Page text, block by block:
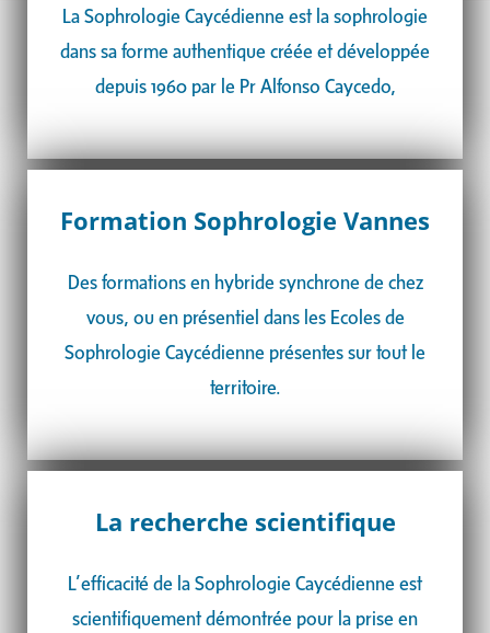
La Sophrologie Caycédienne est la sophrologie
dans sa forme authentique créée et développée
depuis 1960 par le Pr Alfonso Caycedo,
Formation Sophrologie Vannes
Des formations en hybride synchrone de chez
vous, ou en présentiel dans les Ecoles de
Sophrologie Caycédienne présentes sur tout le
territoire.
La recherche scientifique
L’efficacité de la Sophrologie Caycédienne est
scientifiquement démontrée pour la prise en